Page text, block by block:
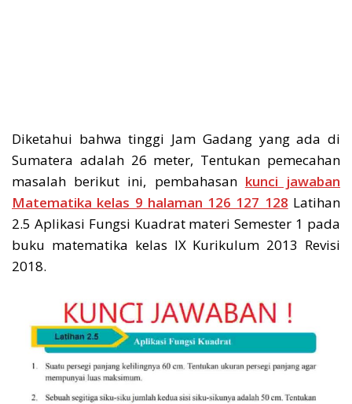
Diketahui bahwa tinggi Jam Gadang yang ada di
Sumatera adalah 26 meter, Tentukan pemecahan
masalah berikut ini, pembahasan kunci jawaban
Matematika kelas 9 halaman 126 127 128 Latihan
2.5 Aplikasi Fungsi Kuadrat materi Semester 1 pada
buku matematika kelas IX Kurikulum 2013 Revisi
2018.